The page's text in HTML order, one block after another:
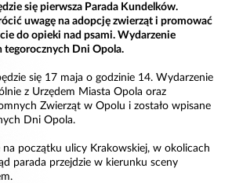
się pierwsza Parada Kundelków.
uwagę na adopcję zwierząt i promować
do opieki nad psami. Wydarzenie
tegorocznych Dni Opola.
się 17 maja o godzinie 14. Wydarzenie
z Urzędem Miasta Opola oraz
Zwierząt w Opolu i zostało wpisane
Dni Opola.
na początku ulicy Krakowskiej, w okolicach
parada przejdzie w kierunku sceny